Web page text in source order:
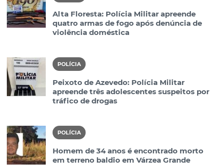
Alta Floresta: Polícia Militar apreende
quatro armas de fogo após denúncia de
violência doméstica
POLÍCIA
Peixoto de Azevedo: Polícia Militar
apreende três adolescentes suspeitos por
tráfico de drogas
POLÍCIA
Homem de 34 anos é encontrado morto
em terreno baldio em Várzea Grande